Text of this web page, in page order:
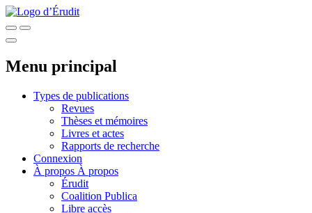
Menu principal
Types de publications
Revues
Thèses et mémoires
Livres et actes
Rapports de recherche
Connexion
À propos À propos
Érudit
Coalition Publica
Libre accès